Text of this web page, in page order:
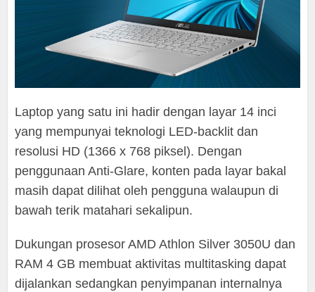
Laptop yang satu ini hadir dengan layar 14 inci
yang mempunyai teknologi LED-backlit dan
resolusi HD (1366 x 768 piksel). Dengan
penggunaan Anti-Glare, konten pada layar bakal
masih dapat dilihat oleh pengguna walaupun di
bawah terik matahari sekalipun.
Dukungan prosesor AMD Athlon Silver 3050U dan
RAM 4 GB membuat aktivitas multitasking dapat
dijalankan sedangkan penyimpanan internalnya